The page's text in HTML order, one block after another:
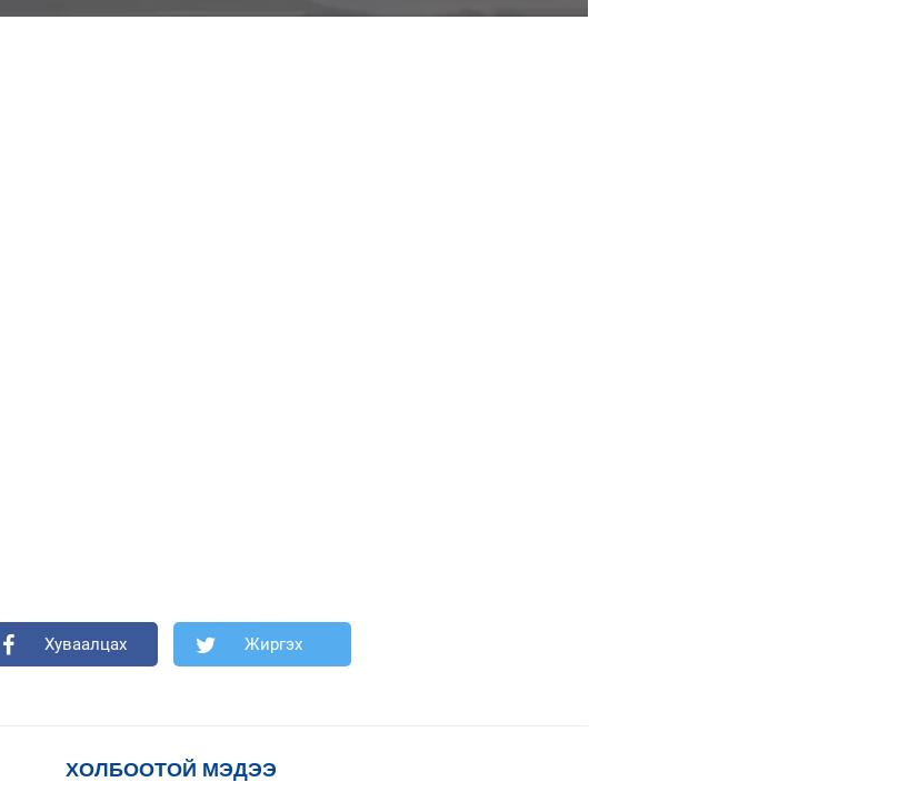
Хуваалцах Жиргэх
ХОЛБООТОЙ МЭДЭЭ